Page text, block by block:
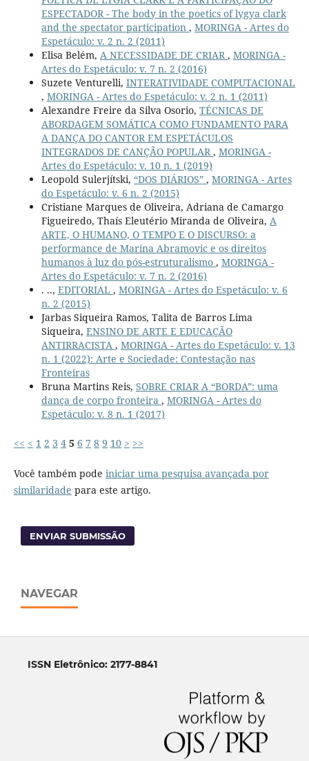
ESPECTADOR - The body in the poetics of lygya clark
and the spectator participation , MORINGA - Artes do
Espetáculo: v. 2 n. 2 (2011)
Elisa Belém, A NECESSIDADE DE CRIAR , MORINGA -
Artes do Espetáculo: v. 7 n. 2 (2016)
Suzete Venturelli, INTERATIVIDADE COMPUTACIONAL
, MORINGA - Artes do Espetáculo: v. 2 n. 1 (2011)
Alexandre Freire da Silva Osorio, TÉCNICAS DE
ABORDAGEM SOMÁTICA COMO FUNDAMENTO PARA
A DANÇA DO CANTOR EM ESPETÁCULOS
INTEGRADOS DE CANÇÃO POPULAR , MORINGA -
Artes do Espetáculo: v. 10 n. 1 (2019)
Leopold Sulerjítski, “DOS DIÁRIOS” , MORINGA - Artes
do Espetáculo: v. 6 n. 2 (2015)
Cristiane Marques de Oliveira, Adriana de Camargo
Figueiredo, Thaís Eleutério Miranda de Oliveira, A
ARTE, O HUMANO, O TEMPO E O DISCURSO: a
performance de Marina Abramovic e os direitos
humanos à luz do pós-estruturalismo , MORINGA -
Artes do Espetáculo: v. 7 n. 2 (2016)
. .., EDITORIAL , MORINGA - Artes do Espetáculo: v. 6
n. 2 (2015)
Jarbas Siqueira Ramos, Talita de Barros Lima
Siqueira, ENSINO DE ARTE E EDUCAÇÃO
ANTIRRACISTA , MORINGA - Artes do Espetáculo: v. 13
n. 1 (2022): Arte e Sociedade: Contestação nas
Fronteiras
Bruna Martins Reis, SOBRE CRIAR A “BORDA”: uma
dança de corpo fronteira , MORINGA - Artes do
Espetáculo: v. 8 n. 1 (2017)
<< < 1 2 3 4 5 6 7 8 9 10 > >>
Você também pode iniciar uma pesquisa avançada por
similaridade para este artigo.
ENVIAR SUBMISSÃO
NAVEGAR
ISSN Eletrônico: 2177-8841